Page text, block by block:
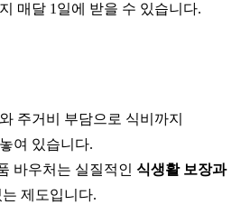
매달 1일에 받을 수 있습니다.
주거비 부담으로 식비까지
여 있습니다.
바우처는 실질적인 식생활 보장과
제도입니다.